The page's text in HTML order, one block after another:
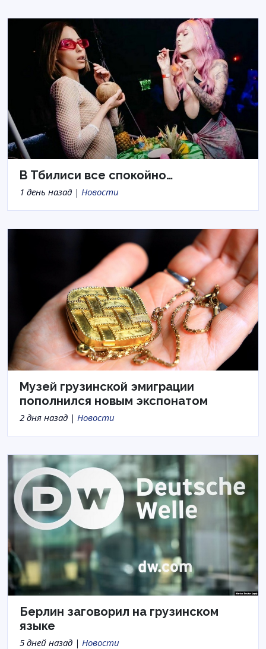
В Тбилиси все спокойно…
1 день назад | Новости
Музей грузинской эмиграции
пополнился новым экспонатом
2 дня назад | Новости
Берлин заговорил на грузинском
языке
5 дней назад | Новости